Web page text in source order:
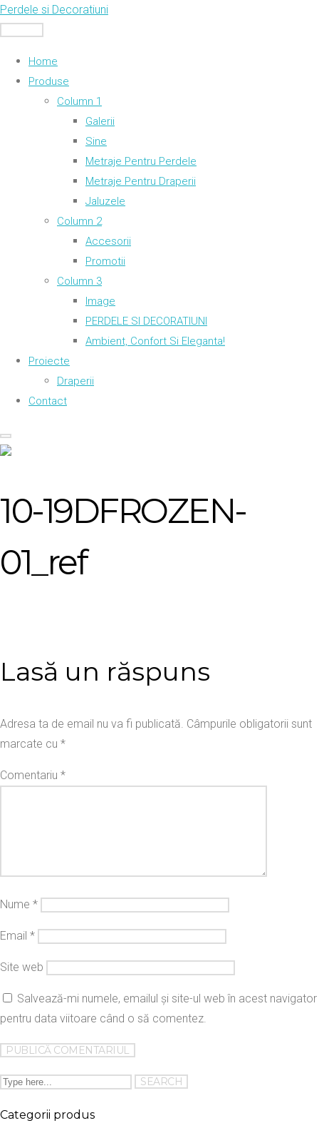
Skip
Perdele si Decoratiuni
Home
Produse
Column 1
Galerii
Sine
Metraje Pentru Perdele
Metraje Pentru Draperii
Jaluzele
Column 2
Accesorii
Promotii
Column 3
Image
PERDELE SI DECORATIUNI
Ambient, Confort Si Eleganta!
Proiecte
Draperii
Contact
10-19DFROZEN-
01_ref
Lasă un răspuns
Adresa ta de email nu va fi publicată. Câmpurile obligatorii sunt
marcate cu *
Comentariu *
Nume *
Email *
Site web
Salvează-mi numele, emailul și site-ul web în acest navigator
pentru data viitoare când o să comentez.
Categorii produs